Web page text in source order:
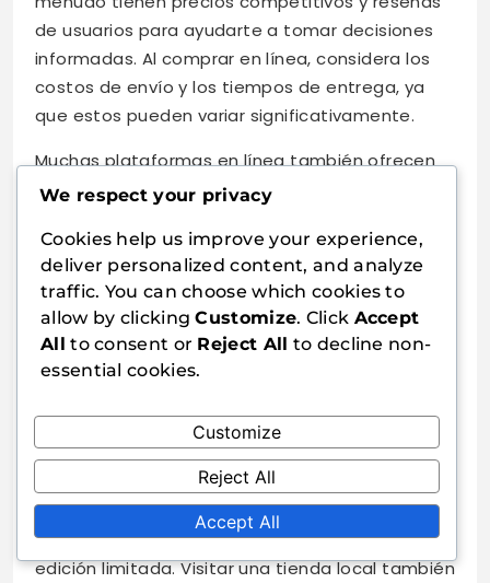
de usuarios para ayudarte a tomar decisiones
informadas. Al comprar en línea, considera los
costos de envío y los tiempos de entrega, ya
que estos pueden variar significativamente.
Muchas plataformas en línea también ofrecen
descargas digitales de hojas de puntuación, que
permite a los jugadores imprimir sus propias
hojas en casa, asegurando que siempre tengan
un suministro fresco para las noches de juego.
Tiendas de juegos locales
lugares para encontrar las Hojas de Puntuación
de la Familia Dixit mientras apoyas a tu
comunidad. Estas tiendas a menudo tienen una
selección curada de juegos y accesorios,
incluidas hojas de puntuación únicas o de
edición limitada. Visitar una tienda local también
We respect your privacy
Cookies help us improve your experience,
deliver personalized content, and analyze
traffic. You can choose which cookies to
allow by clickingCustomize. Click Accept
All to consent or Reject All to decline non-
essential cookies.
Customize
Reject All
Accept All